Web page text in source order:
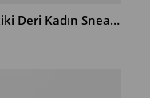
Mirella Taba Süet Hakiki Deri Kadın Sneaker